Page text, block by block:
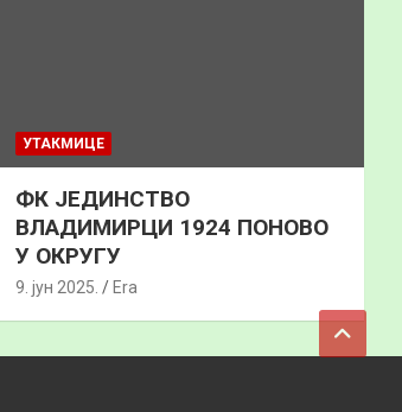
УТАКМИЦЕ
ФК ЈЕДИНСТВО
ВЛАДИМИРЦИ 1924 ПОНОВО
У ОКРУГУ
9. јун 2025. Era